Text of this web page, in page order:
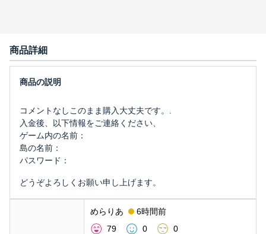
商品詳細
コメントなしこのまま購入大丈夫です。.
入金後、以下情報をご連絡ください、
ゲーム内の名前：
島の名前：
パスワード：
どうぞよろしくお願い申し上げます。
めらりあ
6時間前
79
0 0